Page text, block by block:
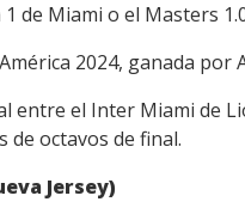
de Miami o el Masters
2024, ganada por
el Inter Miami de
de octavos de final.
Jersey)